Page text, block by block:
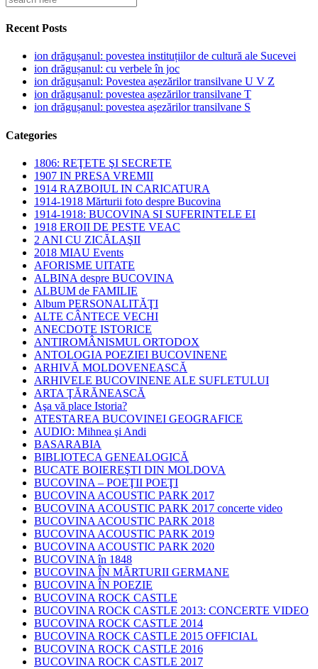
Recent Posts
ion drăgușanul: povestea instituțiilor de cultură ale Sucevei
ion drăgușanul: cu verbele în joc
ion drăgușanul: Povestea așezărilor transilvane U V Z
ion drăgușanul: povestea așezărilor transilvane T
ion drăgușanul: povestea așezărilor transilvane S
Categories
1806: REŢETE ŞI SECRETE
1907 IN PRESA VREMII
1914 RAZBOIUL IN CARICATURA
1914-1918 Mărturii foto despre Bucovina
1914-1918: BUCOVINA SI SUFERINTELE EI
1918 EROII DE PESTE VEAC
2 ANI CU ZICĂLAŞII
2018 MIAU Events
AFORISME UITATE
ALBINA despre BUCOVINA
ALBUM de FAMILIE
Album PERSONALITĂŢI
ALTE CÂNTECE VECHI
ANECDOTE ISTORICE
ANTIROMÂNISMUL ORTODOX
ANTOLOGIA POEZIEI BUCOVINENE
ARHIVĂ MOLDOVENEASCĂ
ARHIVELE BUCOVINENE ALE SUFLETULUI
ARTA ŢĂRĂNEASCĂ
Aşa vă place Istoria?
ATESTAREA BUCOVINEI GEOGRAFICE
AUDIO: Mihnea şi Andi
BASARABIA
BIBLIOTECA GENEALOGICĂ
BUCATE BOIEREŞTI DIN MOLDOVA
BUCOVINA – POEŢII POEŢI
BUCOVINA ACOUSTIC PARK 2017
BUCOVINA ACOUSTIC PARK 2017 concerte video
BUCOVINA ACOUSTIC PARK 2018
BUCOVINA ACOUSTIC PARK 2019
BUCOVINA ACOUSTIC PARK 2020
BUCOVINA în 1848
BUCOVINA ÎN MĂRTURII GERMANE
BUCOVINA ÎN POEZIE
BUCOVINA ROCK CASTLE
BUCOVINA ROCK CASTLE 2013: CONCERTE VIDEO
BUCOVINA ROCK CASTLE 2014
BUCOVINA ROCK CASTLE 2015 OFFICIAL
BUCOVINA ROCK CASTLE 2016
BUCOVINA ROCK CASTLE 2017